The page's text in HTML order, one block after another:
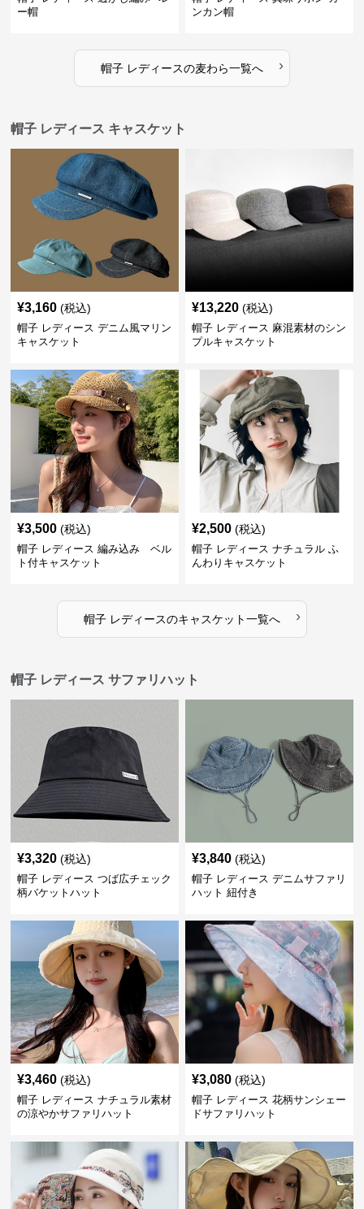
ー帽
ンカン帽
帽子 レディースの麦わら一覧へ ›
帽子 レディース キャスケット
¥3,160 (税込)
帽子 レディース デニム風マリン
キャスケット
¥13,220 (税込)
帽子 レディース 麻混素材のシン
プルキャスケット
¥3,500 (税込)
帽子 レディース 編み込み ベル
ト付キャスケット
¥2,500 (税込)
帽子 レディース ナチュラル ふ
んわりキャスケット
帽子 レディースのキャスケット一覧へ ›
帽子 レディース サファリハット
¥3,320 (税込)
帽子 レディース つば広チェック
柄バケットハット
¥3,840 (税込)
帽子 レディース デニムサファリ
ハット 紐付き
¥3,460 (税込)
帽子 レディース ナチュラル素材
の涼やかサファリハット
¥3,080 (税込)
帽子 レディース 花柄サンシェー
ドサファリハット